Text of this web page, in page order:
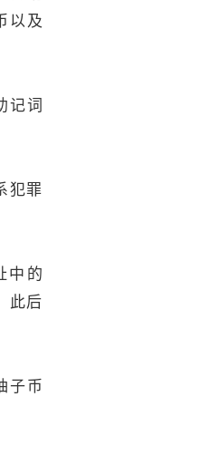
以及
记词
犯罪
中的
此后
子币